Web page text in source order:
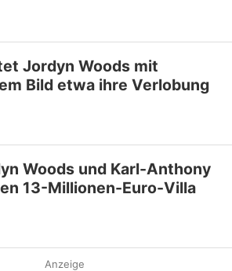
Jordyn Woods mit
Bild etwa ihre Verlobung
Woods und Karl-Anthony
13-Millionen-Euro-Villa
Anzeige